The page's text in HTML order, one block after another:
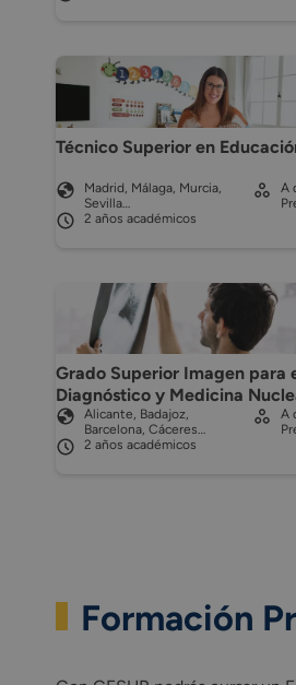
Técnico Superior en
Madrid, Málaga, Murcia,
Sevilla…
2 años académicos
A
Grado Superior Imagen para
Diagnóstico y Medicina
Alicante, Badajoz,
Barcelona, Cáceres…
2 años académicos
A
Formación